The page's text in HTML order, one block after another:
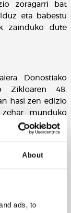
About
ads, to
zoragarri bat
eta babestu
zainduko dute
Donostiako
Zikloaren 48.
hasi zen edizio
munduko
diren